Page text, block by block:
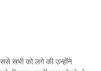
सभी को लगे की उन्होंने